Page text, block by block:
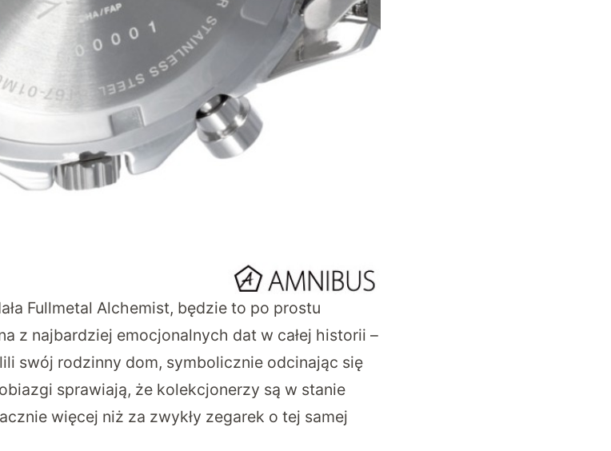
Fullmetal Alchemist, będzie to po prostu
z najbardziej emocjonalnych dat w całej historii –
swój rodzinny dom, symbolicznie odcinając się
sprawiają, że kolekcjonerzy są w stanie
więcej niż za zwykły zegarek o tej samej